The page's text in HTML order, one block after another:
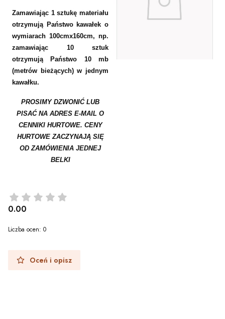
Zamawiając 1 sztukę materiału
otrzymują Państwo kawałek o
wymiarach 100cmx160cm, np.
zamawiając 10 sztuk
otrzymują Państwo 10 mb
(metrów bieżących) w jednym
kawałku.
PROSIMY DZWONIĆ LUB
PISAĆ NA ADRES E-MAIL O
CENNIKI HURTOWE. CENY
HURTOWE ZACZYNAJĄ SIĘ
OD ZAMÓWIENIA JEDNEJ
BELKI
0.00
Liczba ocen: 0
Oceń i opisz